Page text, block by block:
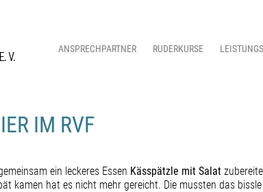
ANSPRECHPARTNER RUDERKURSE
IM RVF
ein leckeres Essen Kässpätzle mit Salat
kamen hat es nicht mehr gereicht. Die mussten das